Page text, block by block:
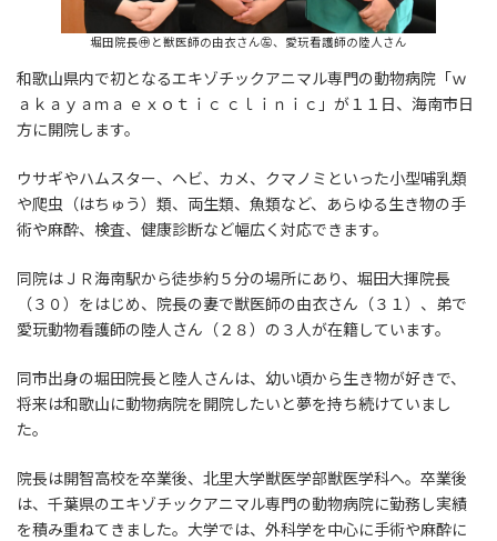
堀田院長㊥と獣医師の由衣さん㊧、愛玩看護師の陸人さん
和歌山県内で初となるエキゾチックアニマル専門の動物病院「ｗ
ａｋａｙａｍａ ｅｘｏｔｉｃ ｃｌｉｎｉｃ」が１１日、海南市日
方に開院します。
ウサギやハムスター、ヘビ、カメ、クマノミといった小型哺乳類
や爬虫（はちゅう）類、両生類、魚類など、あらゆる生き物の手
術や麻酔、検査、健康診断など幅広く対応できます。
同院はＪＲ海南駅から徒歩約５分の場所にあり、堀田大揮院長
（３０）をはじめ、院長の妻で獣医師の由衣さん（３１）、弟で
愛玩動物看護師の陸人さん（２８）の３人が在籍しています。
同市出身の堀田院長と陸人さんは、幼い頃から生き物が好きで、
将来は和歌山に動物病院を開院したいと夢を持ち続けていまし
た。
院長は開智高校を卒業後、北里大学獣医学部獣医学科へ。卒業後
は、千葉県のエキゾチックアニマル専門の動物病院に勤務し実績
を積み重ねてきました。大学では、外科学を中心に手術や麻酔に